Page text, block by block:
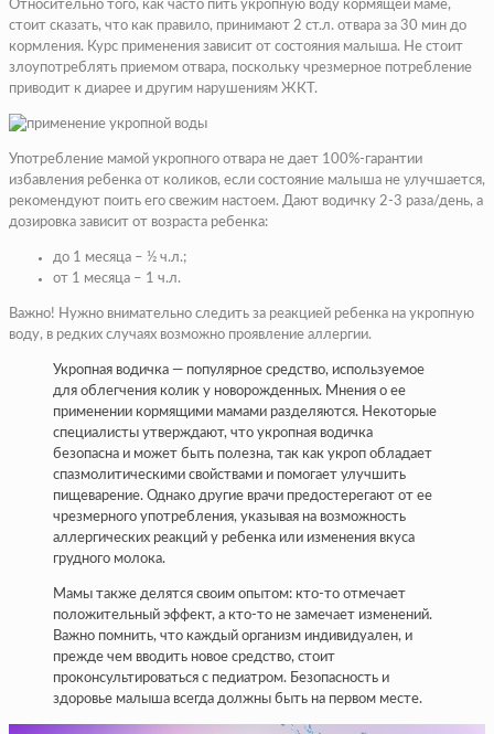
Относительно того, как часто пить укропную воду кормящей маме,
стоит сказать, что как правило, принимают 2 ст.л. отвара за 30 мин до
кормления. Курс применения зависит от состояния малыша. Не стоит
злоупотреблять приемом отвара, поскольку чрезмерное потребление
приводит к диарее и другим нарушениям ЖКТ.
Употребление мамой укропного отвара не дает 100%-гарантии
избавления ребенка от коликов, если состояние малыша не улучшается,
рекомендуют поить его свежим настоем. Дают водичку 2-3 раза/день, а
дозировка зависит от возраста ребенка:
до 1 месяца – ½ ч.л.;
от 1 месяца – 1 ч.л.
Важно! Нужно внимательно следить за реакцией ребенка на укропную
воду, в редких случаях возможно проявление аллергии.
Укропная водичка — популярное средство, используемое
для облегчения колик у новорожденных. Мнения о ее
применении кормящими мамами разделяются. Некоторые
специалисты утверждают, что укропная водичка
безопасна и может быть полезна, так как укроп обладает
спазмолитическими свойствами и помогает улучшить
пищеварение. Однако другие врачи предостерегают от ее
чрезмерного употребления, указывая на возможность
аллергических реакций у ребенка или изменения вкуса
грудного молока.
Мамы также делятся своим опытом: кто-то отмечает
положительный эффект, а кто-то не замечает изменений.
Важно помнить, что каждый организм индивидуален, и
прежде чем вводить новое средство, стоит
проконсультироваться с педиатром. Безопасность и
здоровье малыша всегда должны быть на первом месте.